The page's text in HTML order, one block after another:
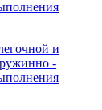
и
-